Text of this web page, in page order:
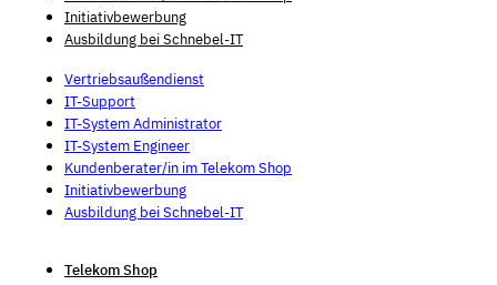
Initiativ­bewerbung
Ausbildung bei Schnebel-IT
Vertriebsaußendienst
IT-Support
IT-System Administrator
IT-System Engineer
Kunden­berater/in im Telekom Shop
Initiativ­bewerbung
Ausbildung bei Schnebel-IT
Telekom Shop